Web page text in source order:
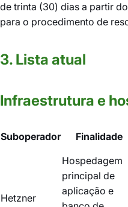
de trinta (30) dias a partir
para o procedimento de
3. Lista atual
Infraestrutura e
Suboperador Finalidade
Hetzner
Hospedagem
principal de
aplicação e